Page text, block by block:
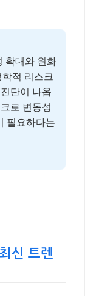
대와 원화
적 리스크
단이 나옵
로 변동성
필요하다는
신 트렌